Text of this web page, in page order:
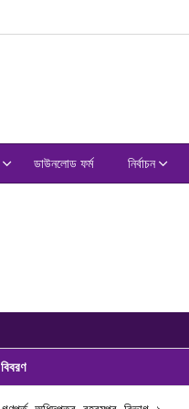
ডাউনলোড ফর্ম নির্বাচন
বিবরণ